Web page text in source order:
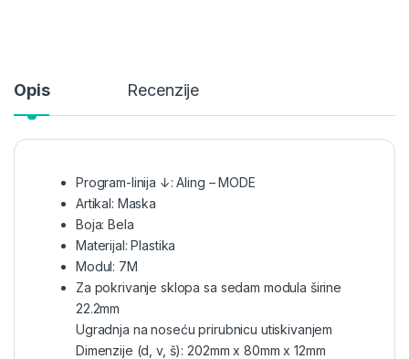
Opis Recenzije
Program-linija ↓: Aling – MODE
Artikal: Maska
Boja: Bela
Materijal: Plastika
Modul: 7M
Za pokrivanje sklopa sa sedam modula širine
22.2mm
Ugradnja na noseću prirubnicu utiskivanjem
Dimenzije (d, v, š): 202mm x 80mm x 12mm